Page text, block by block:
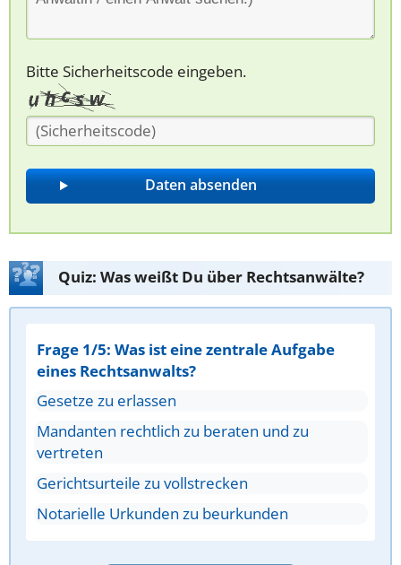
Bitte Sicherheitscode eingeben.
Quiz: Was weißt Du über Rechtsanwälte?
Frage 1/5: Was ist eine zentrale Aufgabe
eines Rechtsanwalts?
Gesetze zu erlassen
Mandanten rechtlich zu beraten und zu
vertreten
Gerichtsurteile zu vollstrecken
Notarielle Urkunden zu beurkunden